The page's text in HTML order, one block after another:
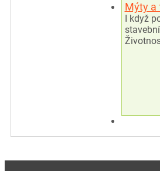
Mýty a
I když